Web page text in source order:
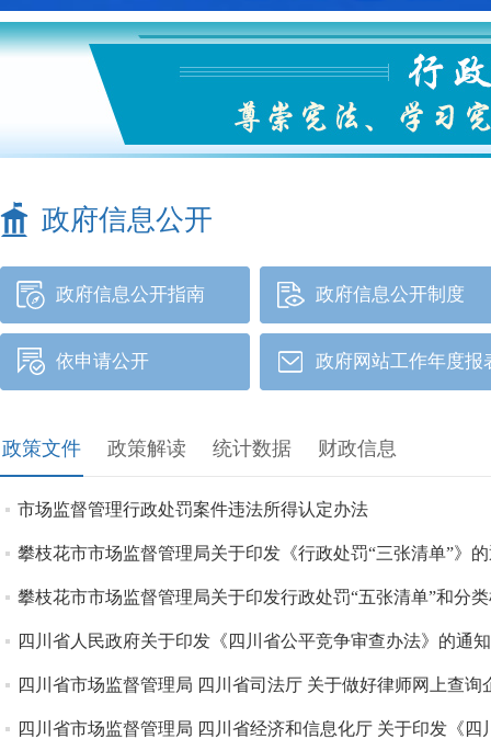
政府信息公开
政府信息公开指南 政府信息公开制度
依申请公开 政府网站工作年度报
政策文件 政策解读 统计数据 财政信息
市场监督管理行政处罚案件违法所得认定办法
攀枝花市市场监督管理局关于印发《行政处罚“三张清单”》
攀枝花市市场监督管理局关于印发行政处罚“五张清单”和分
四川省人民政府关于印发《四川省公平竞争审查办法》的通知
四川省市场监督管理局 四川省司法厅 关于做好律师网上查询
四川省市场监督管理局 四川省经济和信息化厅 关于印发《四